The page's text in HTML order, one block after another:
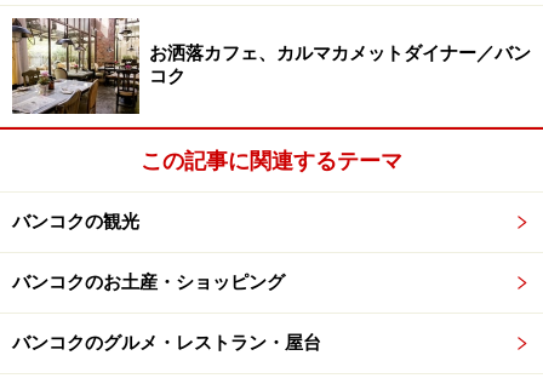
営業時間：10:00-21:00
デパートというよりむしろ市場のような雰囲気の小さな
店がひしめきあっているMBK
ると、通路直結のデパート『マーブンクロン・ショッピ
ングセンター（通称MBK）』があります。MBKはこの４
ローカル度満点のショッピング・センターです。中でも
中古の携帯電話や携帯電話のアクセサリーの充実度は有
お洒落カフェ、カルマカメットダイナー／バン
コク
この記事に関連するテーマ
バンコクの観光
バンコクのお土産・ショッピング
バンコクのグルメ・レストラン・屋台